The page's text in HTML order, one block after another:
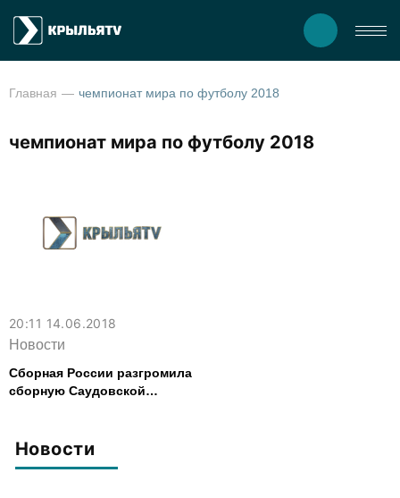
Новости
Главная чемпионат мира по футболу 2018
чемпионат мира по футболу 2018
20:11 14.06.2018
Новости
Сборная России разгромила
сборную Саудовской